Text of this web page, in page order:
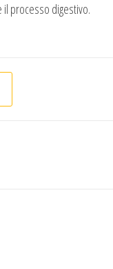
il processo digestivo.
quantità